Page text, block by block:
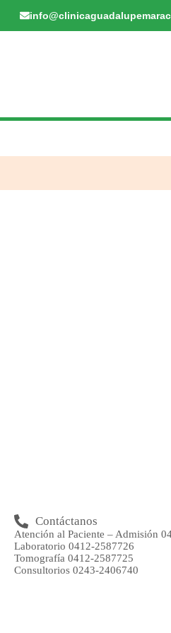
Contáctanos
Atención al Paciente – Admisión
Laboratorio 0412-2587726
Tomografía 0412-2587725
Consultorios 0243-2406740